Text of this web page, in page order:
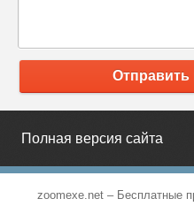
Отправить
Полная версия сайта
zoomexe.net – Бесплатные